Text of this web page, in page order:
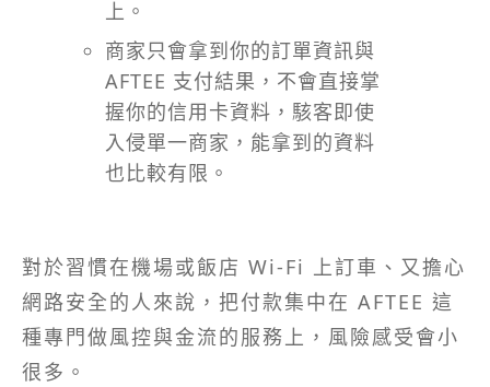
上。​
商家只會拿到你的訂單資訊與
AFTEE 支付結果，不會直接掌
握你的信用卡資料，駭客即使
入侵單一商家，能拿到的資料
也比較有限。
對於習慣在機場或飯店 Wi-Fi 上訂車、又擔心
網路安全的人來說，把付款集中在 AFTEE 這
種專門做風控與金流的服務上，風險感受會小
很多。